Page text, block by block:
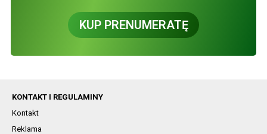
KUP PRENUMERATĘ
KONTAKT I REGULAMINY
Kontakt
Reklama